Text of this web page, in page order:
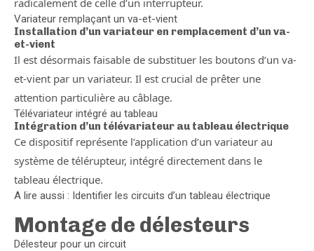
radicalement de celle d’un interrupteur.
Variateur remplaçant un va-et-vient
Installation d’un variateur en remplacement d’un va-
et-vient
Il est désormais faisable de substituer les boutons d’un va-
et-vient par un variateur. Il est crucial de prêter une
attention particulière au câblage.
Télévariateur intégré au tableau
Intégration d’un télévariateur au tableau électrique
Ce dispositif représente l’application d’un variateur au
système de télérupteur, intégré directement dans le
tableau électrique.
A lire aussi : Identifier les circuits d’un tableau électrique
Montage de délesteurs
Délesteur pour un circuit